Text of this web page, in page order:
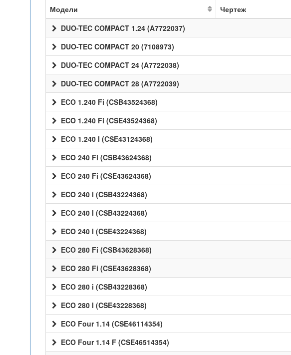
Модели Чертеж
DUO-TEC COMPACT 1.24 (A7722037)
DUO-TEC COMPACT 20 (7108973)
DUO-TEC COMPACT 24 (A7722038)
DUO-TEC COMPACT 28 (A7722039)
ECO 1.240 Fi (CSB43524368)
ECO 1.240 Fi (CSE43524368)
ECO 1.240 I (CSE43124368)
ECO 240 Fi (CSB43624368)
ECO 240 Fi (CSE43624368)
ECO 240 i (CSB43224368)
ECO 240 I (CSB43224368)
ECO 240 I (CSE43224368)
ECO 280 Fi (CSB43628368)
ECO 280 Fi (CSE43628368)
ECO 280 i (CSB43228368)
ECO 280 I (CSE43228368)
ECO Four 1.14 (CSE46114354)
ECO Four 1.14 F (CSE46514354)